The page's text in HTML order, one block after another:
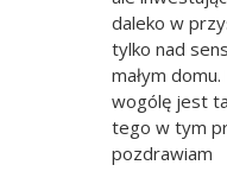
daleko w
tylko nad
małym
wogólę jest
tego w tym
pozdrawiam